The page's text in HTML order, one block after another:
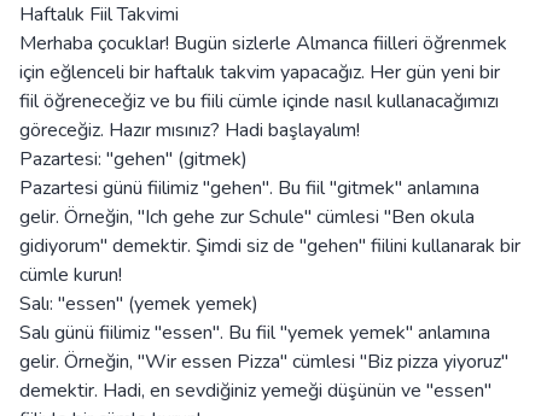
Haftalık Fiil Takvimi
Merhaba çocuklar! Bugün sizlerle Almanca fiilleri öğrenmek
için eğlenceli bir haftalık takvim yapacağız. Her gün yeni bir
fiil öğreneceğiz ve bu fiili cümle içinde nasıl kullanacağımızı
göreceğiz. Hazır mısınız? Hadi başlayalım!
Pazartesi: "gehen" (gitmek)
Pazartesi günü fiilimiz "gehen". Bu fiil "gitmek" anlamına
gelir. Örneğin, "Ich gehe zur Schule" cümlesi "Ben okula
gidiyorum" demektir. Şimdi siz de "gehen" fiilini kullanarak bir
cümle kurun!
Salı: "essen" (yemek yemek)
Salı günü fiilimiz "essen". Bu fiil "yemek yemek" anlamına
gelir. Örneğin, "Wir essen Pizza" cümlesi "Biz pizza yiyoruz"
demektir. Hadi, en sevdiğiniz yemeği düşünün ve "essen"